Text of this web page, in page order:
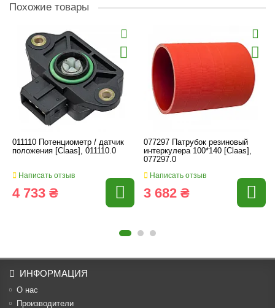
Похожие товары
011110 Потенциометр / датчик
положения [Claas], 011110.0
Написать отзыв
4 733 ₴
077297 Патрубок резиновый
интеркулера 100*140 [Claas],
077297.0
Написать отзыв
3 682 ₴
ИНФОРМАЦИЯ
О нас
Производители